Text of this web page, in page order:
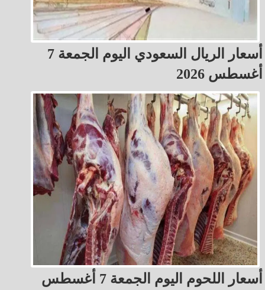
أسعار الريال السعودي اليوم الجمعة 7
أغسطس 2026
أسعار اللحوم اليوم الجمعة 7 أغسطس